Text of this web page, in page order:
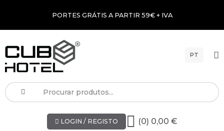
PORTES GRÁTIS A PARTIR 59€ + IVA
PT
LOGIN / REGISTO (0) 0,00 €